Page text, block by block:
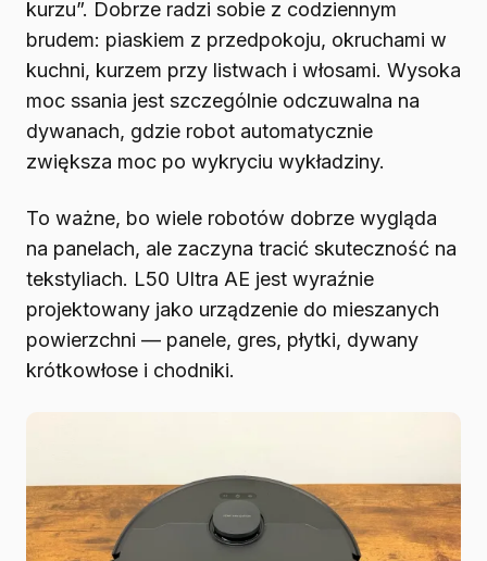
kurzu”. Dobrze radzi sobie z codziennym
brudem: piaskiem z przedpokoju, okruchami w
kuchni, kurzem przy listwach i włosami. Wysoka
moc ssania jest szczególnie odczuwalna na
dywanach, gdzie robot automatycznie
zwiększa moc po wykryciu wykładziny.
To ważne, bo wiele robotów dobrze wygląda
na panelach, ale zaczyna tracić skuteczność na
tekstyliach. L50 Ultra AE jest wyraźnie
projektowany jako urządzenie do mieszanych
powierzchni — panele, gres, płytki, dywany
krótkowłose i chodniki.